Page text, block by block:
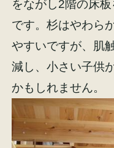
をながし2階の床
です。杉はやわら
やすいですが、肌
減し、小さい子供
かもしれません。